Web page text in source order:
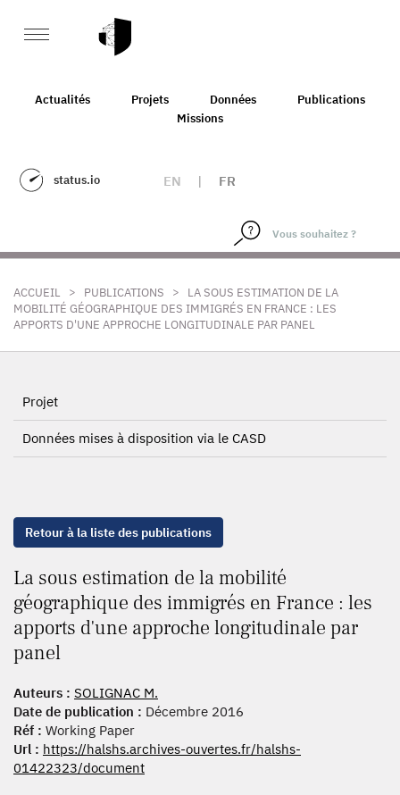
Actualités Projets Données
Publications
Missions
status.io EN | FR
ACCUEIL > PUBLICATIONS >
LA SOUS ESTIMATION DE LA
MOBILITÉ GÉOGRAPHIQUE DES IMMIGRÉS EN FRANCE : LES
APPORTS D'UNE APPROCHE LONGITUDINALE PAR PANEL
Projet
Données mises à disposition via le CASD
Retour à la liste des publications
La sous estimation de la mobilité
géographique des immigrés en France : les
apports d'une approche longitudinale par
panel
Auteurs : SOLIGNAC M.
Date de publication : Décembre 2016
Réf : Working Paper
Url : https://halshs.archives-ouvertes.fr/halshs-
01422323/document